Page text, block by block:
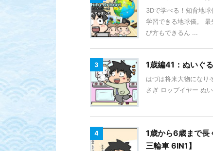
3Dで学べる！知育地
学習できる地球儀。
び方もできるん ...
3 1歳編41：ぬいぐ
はづは将来大物になり
さぎ ロップイヤー ぬ
4
1歳から6歳まで長
三輪車 6IN1】